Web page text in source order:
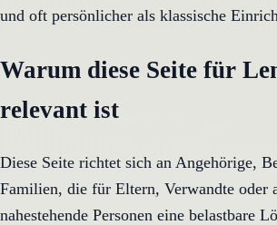
und oft persönlicher als klassische
Warum diese Seite für
relevant ist
Diese Seite richtet sich an Angehörige,
Familien, die für Eltern, Verwandte oder
nahestehende Personen eine belastbare